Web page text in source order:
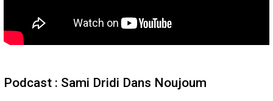
Podcast : Sami Dridi Dans Noujoum